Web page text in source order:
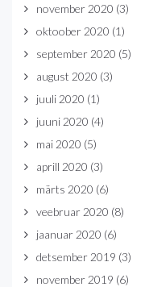
november 2020 (3)
oktoober 2020 (1)
september 2020 (5)
august 2020 (3)
juuli 2020 (1)
juuni 2020 (4)
mai 2020 (5)
aprill 2020 (3)
märts 2020 (6)
veebruar 2020 (8)
jaanuar 2020 (6)
detsember 2019 (3)
november 2019 (6)